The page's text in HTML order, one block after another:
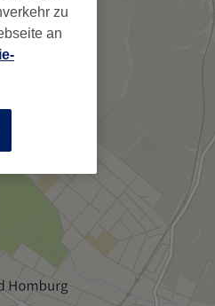
zu
an